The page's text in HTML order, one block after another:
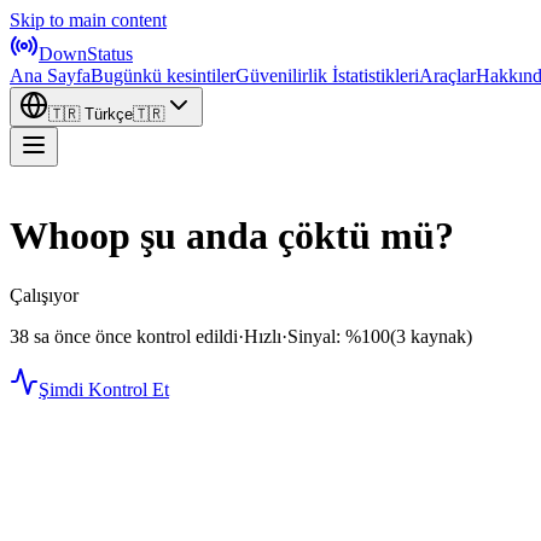
Skip to main content
DownStatus
Ana SayfaBugünkü kesintilerGüvenilirlik İstatistikleriAraçlar
🇹🇷 Türkçe🇹🇷
Whoop şu anda çöktü mü?
Çalışıyor
38 sa önce önce kontrol edildi·Hızlı·Sinyal: %100(3 kaynak)
Şimdi Kontrol Et